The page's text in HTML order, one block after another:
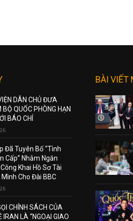
DÂN CHỦ ĐƯA
BỘ QUỐC PHÒNG HẠN
BÁO CHÍ
Đã Tuyên Bố “Tình
Cấp” Nhằm Ngăn
Khai Hồ Sơ Tài
Cho Đài BBC
CHÍNH SÁCH CỦA
IRAN LÀ “NGOẠI GIAO
BÀI VIẾT